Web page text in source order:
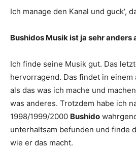
Ich manage den Kanal und guck‘,
Bushidos Musik ist ja sehr anders
Ich finde seine Musik gut. Das
hervorragend. Das findet in einem
als das was ich mache und
was anderes. Trotzdem habe ich
1998/1999/2000 Bushido
unterhaltsam befunden und finde
wie er das macht.